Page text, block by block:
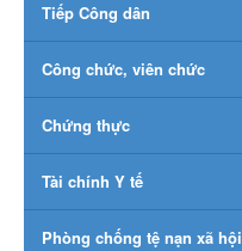
Tiếp Công dân
Công chức, viên chức
Chứng thực
Tài chính Y tế
Phòng chống tệ nạn xã hội